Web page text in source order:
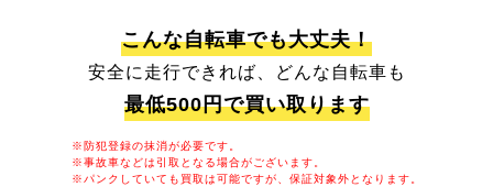
こんな自転車でも大丈夫！
安全に走行できれば、どんな自転車も
最低500円で買い取ります
※防犯登録の抹消が必要です。
※事故車などは引取となる場合がございます。
※パンクしていても買取は可能ですが、保証対象外となります。